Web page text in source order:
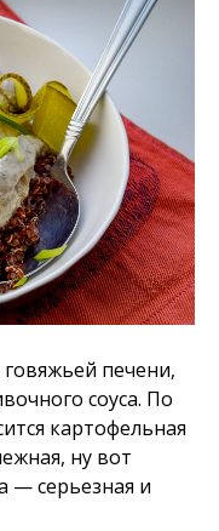
говяжьей печени,
соуса. По
картофельная
ну вот
— серьезная и